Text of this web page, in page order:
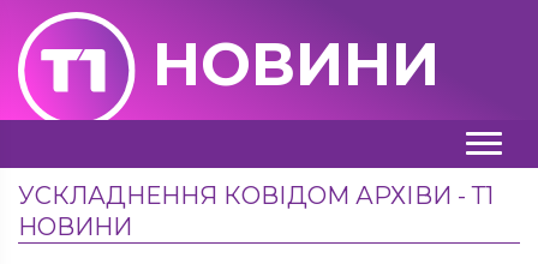
НОВИНИ
УСКЛАДНЕННЯ КОВІДОМ АРХІВИ - Т1
НОВИНИ